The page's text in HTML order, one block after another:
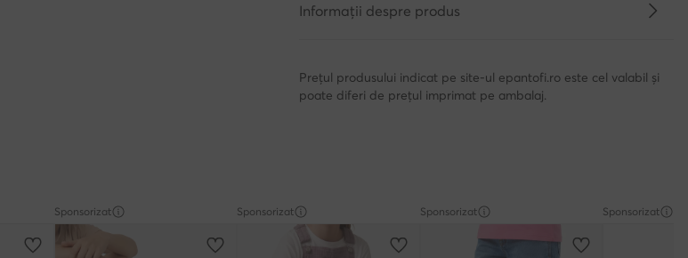
Informații despre produs
Prețul produsului indicat pe site-ul epantofi.ro este cel valabil și
poate diferi de prețul imprimat pe ambalaj.
Sponsorizat Sponsorizat Sponsorizat Sponsorizat